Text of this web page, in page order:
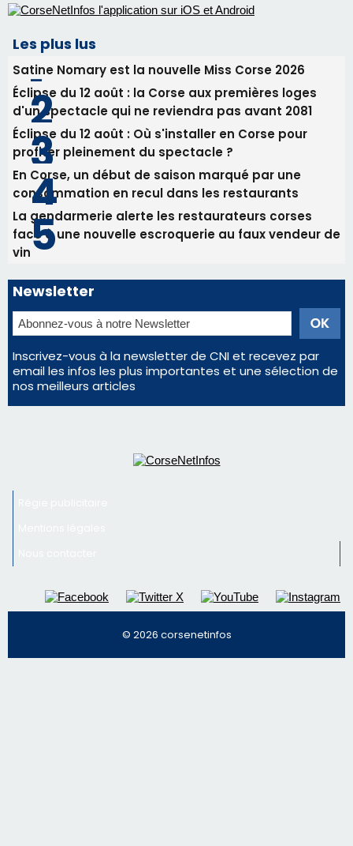
consommation en recul dans les restaurants
face à une nouvelle escroquerie au faux vendeur de
vin
Newsletter
Inscrivez-vous à la newsletter de CNI et recevez par
email les infos les plus importantes et une sélection de
nos meilleurs articles
Régie publicitaire
Nous contacter
© 2026 corsenetinfos